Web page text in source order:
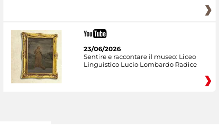
23/06/2026
Sentire e raccontare il museo: Liceo
Linguistico Lucio Lombardo Radice